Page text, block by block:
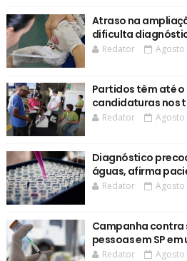
Atraso na
dificulta
Redator Agosto
Partidos têm até o
candidaturas nos
Redator Agosto
Diagnóstico
águas, afirma
Redator Agosto
Campanha contra
pessoas em SP
Redator Agosto